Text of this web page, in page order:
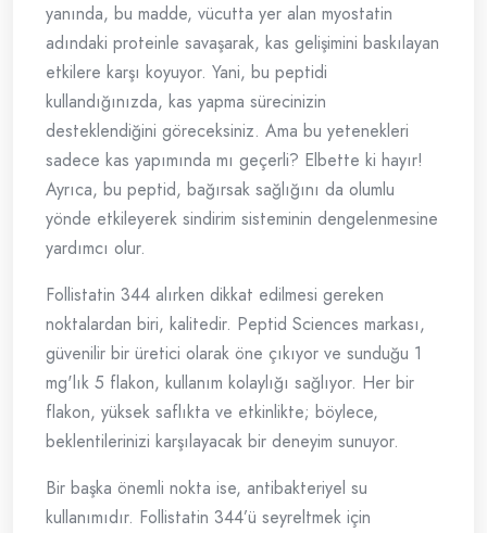
yanında, bu madde, vücutta yer alan myostatin
adındaki proteinle savaşarak, kas gelişimini baskılayan
etkilere karşı koyuyor. Yani, bu peptidi
kullandığınızda, kas yapma sürecinizin
desteklendiğini göreceksiniz. Ama bu yetenekleri
sadece kas yapımında mı geçerli? Elbette ki hayır!
Ayrıca, bu peptid, bağırsak sağlığını da olumlu
yönde etkileyerek sindirim sisteminin dengelenmesine
yardımcı olur.
Follistatin 344 alırken dikkat edilmesi gereken
noktalardan biri, kalitedir. Peptid Sciences markası,
güvenilir bir üretici olarak öne çıkıyor ve sunduğu 1
mg'lık 5 flakon, kullanım kolaylığı sağlıyor. Her bir
flakon, yüksek saflıkta ve etkinlikte; böylece,
beklentilerinizi karşılayacak bir deneyim sunuyor.
Bir başka önemli nokta ise, antibakteriyel su
kullanımıdır. Follistatin 344’ü seyreltmek için